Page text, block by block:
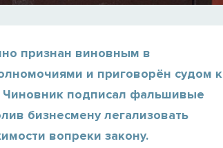
признан виновным в
и приговорён судом к
подписал фальшивые
бизнесмену легализовать
вопреки закону.